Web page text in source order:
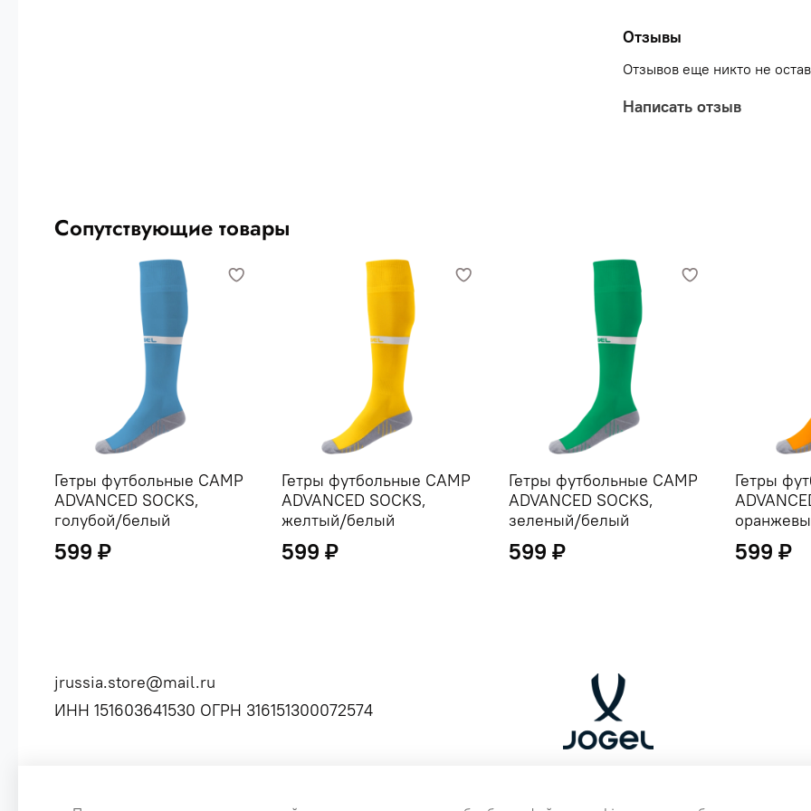
5%\nЦвет: оранжевый/
Отзывы
Отзывов еще никто не
Написать отзыв
Сопутствующие товары
Гетры футбольные CAMP
ADVANCED SOCKS,
голубой/белый
599 ₽
Гетры футбольные CAMP
ADVANCED SOCKS,
желтый/белый
599 ₽
Гетры футбольные CAMP
ADVANCED SOCKS,
зеленый/белый
599 ₽
Гетры
599 ₽
jrussia.store@mail.ru
ИНН 151603641530 ОГРН 316151300072574